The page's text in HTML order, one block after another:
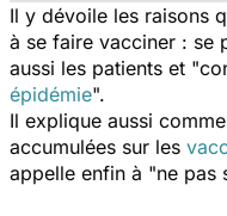
Il y dévoile les raisons
à se faire vacciner : se
aussi les patients et "
épidémie".
Il explique aussi
accumulées sur les
appelle enfin à "ne pas